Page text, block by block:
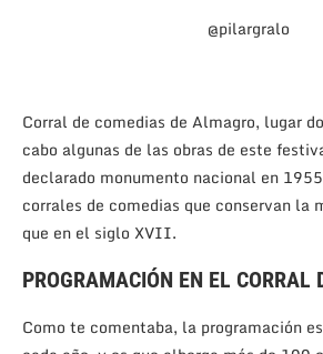
@pilargralo
Corral de comedias de Almagro, lugar
cabo algunas de las obras de este
declarado monumento nacional en
corrales de comedias que conservan la
que en el siglo XVII.
PROGRAMACIÓN EN EL CORRAL
Como te comentaba, la programación